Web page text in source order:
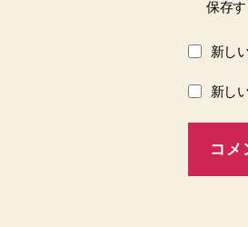
保存
新し
新し